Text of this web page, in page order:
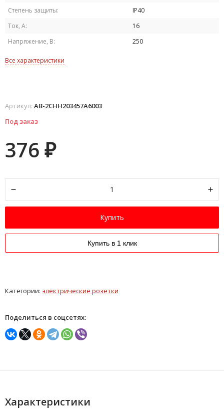
Степень защиты:
IP40
Ток, А:
16
Напряжение, В:
250
Все характеристики
Артикул: AB-2CHH203457A6003
Под заказ
376 ₽
Купить
Купить в 1 клик
Категории: электрические розетки
Поделиться в соцсетях:
Характеристики